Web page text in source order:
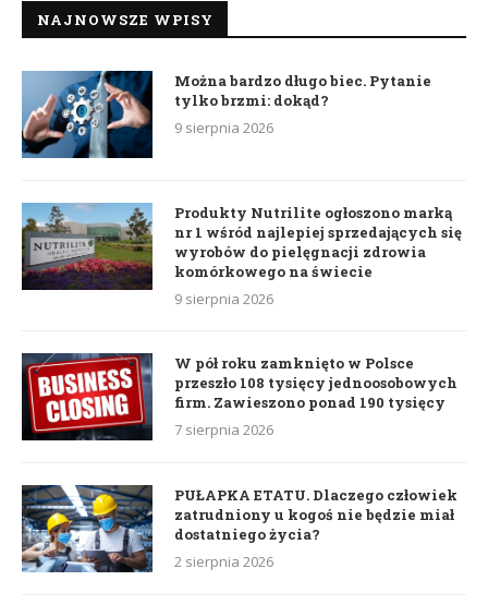
NAJNOWSZE WPISY
Można bardzo długo biec. Pytanie
tylko brzmi: dokąd?
9 sierpnia 2026
Produkty Nutrilite ogłoszono marką
nr 1 wśród najlepiej sprzedających się
wyrobów do pielęgnacji zdrowia
komórkowego na świecie
9 sierpnia 2026
W pół roku zamknięto w Polsce
przeszło 108 tysięcy jednoosobowych
firm. Zawieszono ponad 190 tysięcy
7 sierpnia 2026
PUŁAPKA ETATU. Dlaczego człowiek
zatrudniony u kogoś nie będzie miał
dostatniego życia?
2 sierpnia 2026